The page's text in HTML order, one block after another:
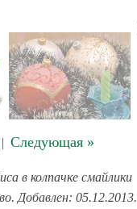
Следующая »
в колпачке смайлики
Добавлен: 05.12.2013.